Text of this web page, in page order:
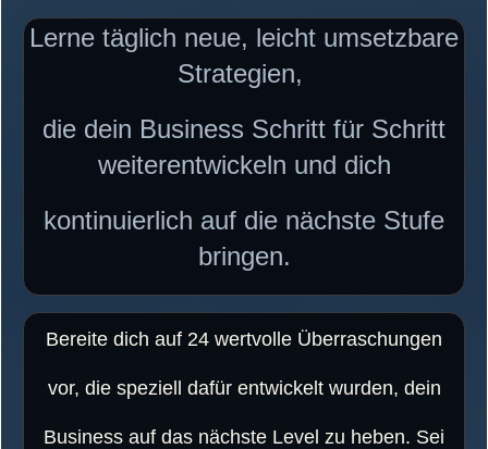
Lerne täglich neue, leicht umsetzbare
Strategien,
die dein Business Schritt für Schritt
weiterentwickeln und dich
kontinuierlich auf die nächste Stufe
bringen.
Bereite dich auf 24 wertvolle Überraschungen
vor, die speziell dafür entwickelt wurden, dein
Business auf das nächste Level zu heben. Sei